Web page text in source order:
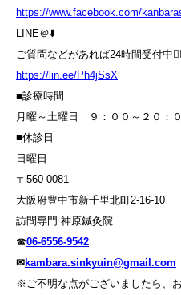
https://www.facebook.com/
LINE＠⬇️
ご質問などがあれば24時間受付中
https://lin.ee/Ph4jSsX
■診療時間
月曜～土曜日 ９：００～２０：
■休診日
日曜日
〒560-0081
大阪府豊中市新千里北町2-16-10
訪問専門 神原鍼灸院
☎06-6556-9542
✉kambara.sinkyuin@gmail.com
※ご不明な点がございましたら、